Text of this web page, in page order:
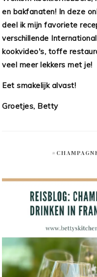
en bakfanaten! In deze
deel ik mijn favoriete
verschillende
kookvideo's, toffe
veel meer lekkers met je!
Eet smakelijk alvast!
Groetjes, Betty